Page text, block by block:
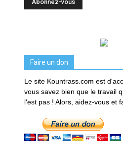
Faire un don
Le site Kountrass.com est
vous savez bien que le travail
l'est pas ! Alors, aidez-vous et